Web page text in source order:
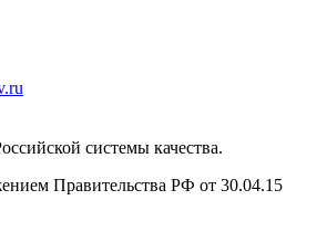
системы качества.
Правительства РФ от 30.04.15